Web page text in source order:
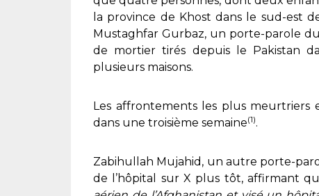
la province de Khost dans le sud-est
Mustaghfar Gurbaz, un porte-parole
de mortier tirés depuis le Pakistan
plusieurs maisons.
Les affrontements les plus meurtriers
dans une troisième semaine(1).
Zabihullah Mujahid, un autre porte-
de l’hôpital sur X plus tôt, affirmant